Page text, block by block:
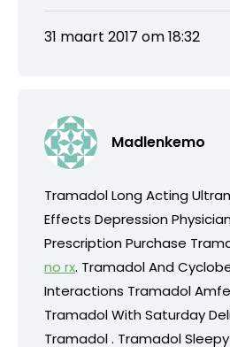
31 maart 2017 om 18:32
Madlenkemo
Tramadol Long Acting
Effects Depression
Prescription Purchase
no rx. Tramadol And
Interactions Tramadol
Tramadol With Saturday
Tramadol . Tramadol